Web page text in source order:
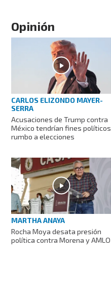
Opinión
CARLOS ELIZONDO MAYER-
SERRA
Acusaciones de Trump contra
México tendrían fines políticos
rumbo a elecciones
MARTHA ANAYA
Rocha Moya desata presión
política contra Morena y AMLO